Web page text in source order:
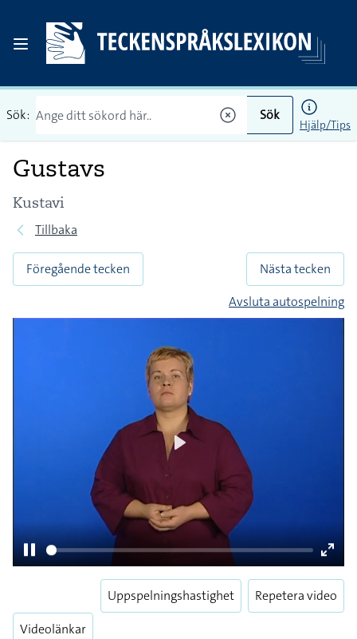
Sök: Sök
Hjälp/Tips
Gustavs
Kustavi
Tillbaka
Föregående tecken
Nästa tecken
Avsluta autospelning
Enter
Videolänkar
Uppspelningshastighet Repetera video